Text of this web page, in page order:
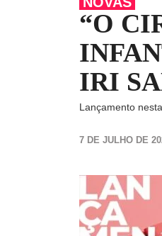
“O
IRI
Lançamento
7 DE JULHO DE